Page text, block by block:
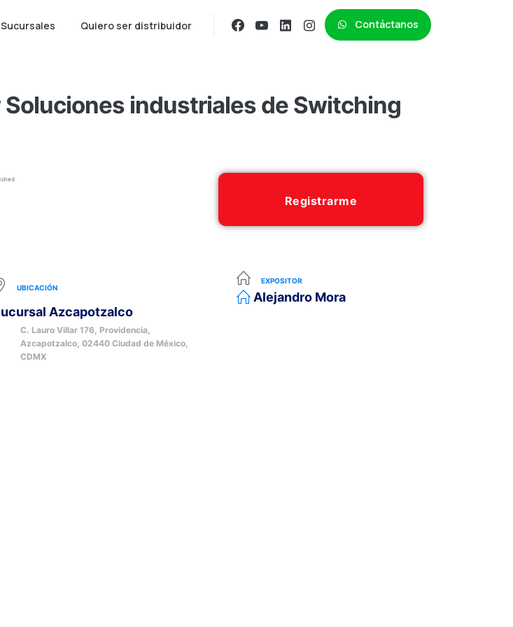
Sucursales Quiero ser distribuidor Contáctanos
Soluciones industriales de Switching
Registrarme
UBICACIÓN
Azcapotzalco
C. Lauro Villar 176, Providencia,
Azcapotzalco, 02440 Ciudad de México,
CDMX
EXPOSITOR
Alejandro Mora